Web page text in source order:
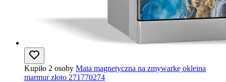
Kupiło 2 osoby Mata magnetyczna na zmywarkę okleina
marmur złoto 271770274